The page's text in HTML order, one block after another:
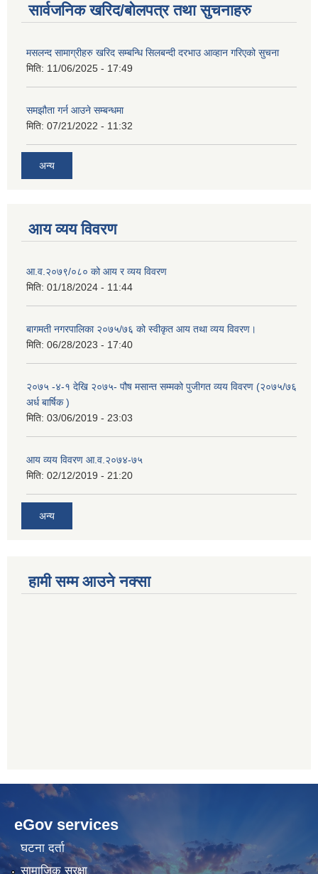
सार्वजनिक खरिद/बोलपत्र तथा सुचनाहरु
मसलन्द सामाग्रीहरु खरिद सम्बन्धि सिलबन्दी दरभाउ आव्हान गरिएको सुचना
मिति: 11/06/2025 - 17:49
समझौता गर्न आउने सम्बन्धमा
मिति: 07/21/2022 - 11:32
अन्य
आय व्यय विवरण
आ.व.२०७९/०८० को आय र व्यय विवरण
मिति: 01/18/2024 - 11:44
बागमती नगरपालिका २०७५/७६ को स्वीकृत आय तथा व्यय विवरण।
मिति: 06/28/2023 - 17:40
२०७५ -४-१ देखि २०७५- पौष मसान्त सम्मको पुजीगत व्यय विवरण (२०७५/७६
अर्ध बार्षिक )
मिति: 03/06/2019 - 23:03
आय व्यय विवरण आ.व.२०७४-७५
मिति: 02/12/2019 - 21:20
अन्य
हामी सम्म आउने नक्सा
betwild
cratosroyalbet
bahis
siteleri
hdasianporns.net
lunadark.org
bahis
siteleri
eGov services
घटना दर्ता
सामाजिक सुरक्षा